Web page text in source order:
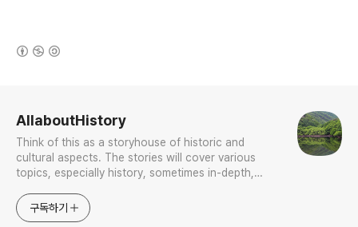
AllaboutHistory
Think of this as a storyhouse of historic and
cultural aspects. The stories will cover various
topics, especially history, sometimes in-depth,
approach will be to resist any common sense or
generalized viewpoint
구독하기